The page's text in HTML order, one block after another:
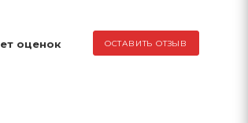
оценок ОСТАВИТЬ ОТЗЫВ